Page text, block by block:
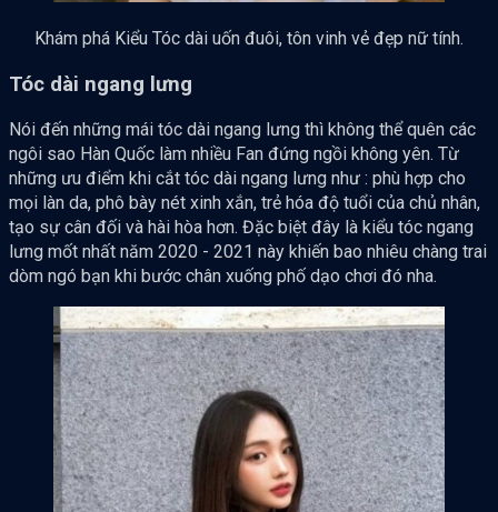
Khám phá Kiểu Tóc dài uốn đuôi, tôn vinh vẻ đẹp nữ tính.
Tóc dài ngang lưng
Nói đến những mái tóc dài ngang lưng thì không thể quên các
ngôi sao Hàn Quốc làm nhiều Fan đứng ngồi không yên. Từ
những ưu điểm khi cắt tóc dài ngang lưng như : phù hợp cho
mọi làn da, phô bày nét xinh xắn, trẻ hóa độ tuổi của chủ nhân,
tạo sự cân đối và hài hòa hơn. Đặc biệt đây là kiểu tóc ngang
lưng mốt nhất năm 2020 - 2021 này khiến bao nhiêu chàng trai
dòm ngó bạn khi bước chân xuống phố dạo chơi đó nha.